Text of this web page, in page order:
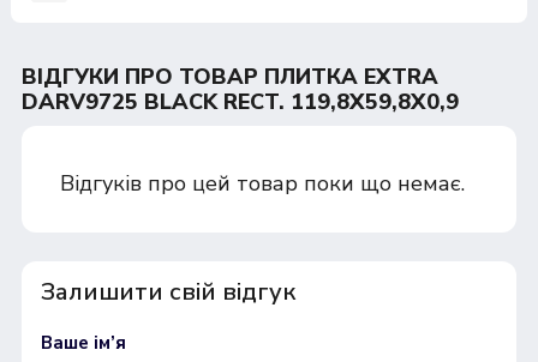
ВІДГУКИ ПРО ТОВАР ПЛИТКА EXTRA
DARV9725 BLACK RECT. 119,8X59,8X0,9
Відгуків про цей товар поки що немає.
Залишити свій відгук
Ваше ім’я